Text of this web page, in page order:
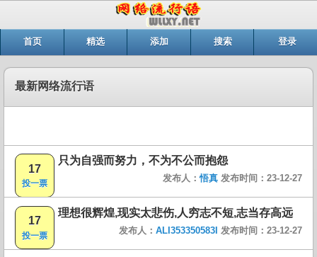
首页 精选 添加 搜索 登录
最新网络流行语
17
投一票
只为自强而努力，不为不公而抱怨
发布人：悟真 发布时间：23-12-27
17
投一票
理想很辉煌,现实太悲伤,人穷志不短,志当存高远
发布人： ALI353350583I 发布时间：23-12-27